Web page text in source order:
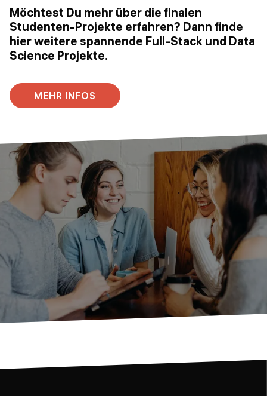
Möchtest Du mehr über die finalen
Studenten-Projekte erfahren? Dann finde
hier weitere spannende Full-Stack und Data
Science Projekte.
MEHR INFOS